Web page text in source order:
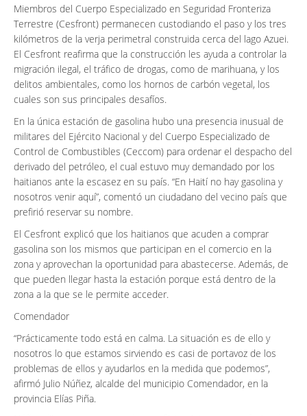
Miembros del Cuerpo Especializado en Seguridad Fronteriza
Terrestre (Cesfront) permanecen custodiando el paso y los tres
kilómetros de la verja perimetral construida cerca del lago Azuei.
El Cesfront reafirma que la construcción les ayuda a controlar la
migración ilegal, el tráfico de drogas, como de marihuana, y los
delitos ambientales, como los hornos de carbón vegetal, los
cuales son sus principales desafíos.
En la única estación de gasolina hubo una presencia inusual de
militares del Ejército Nacional y del Cuerpo Especializado de
Control de Combustibles (Ceccom) para ordenar el despacho del
derivado del petróleo, el cual estuvo muy demandado por los
haitianos ante la escasez en su país. “En Haití no hay gasolina y
nosotros venir aquí”, comentó un ciudadano del vecino país que
prefirió reservar su nombre.
El Cesfront explicó que los haitianos que acuden a comprar
gasolina son los mismos que participan en el comercio en la
zona y aprovechan la oportunidad para abastecerse. Además, de
que pueden llegar hasta la estación porque está dentro de la
zona a la que se le permite acceder.
Comendador
“Prácticamente todo está en calma. La situación es de ello y
nosotros lo que estamos sirviendo es casi de portavoz de los
problemas de ellos y ayudarlos en la medida que podemos”,
afirmó Julio Núñez, alcalde del municipio Comendador, en la
provincia Elías Piña.